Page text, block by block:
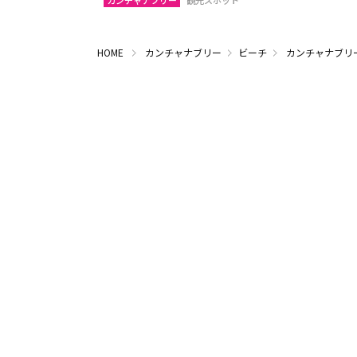
HOME カンチャナブリー ビーチ カンチャナブ